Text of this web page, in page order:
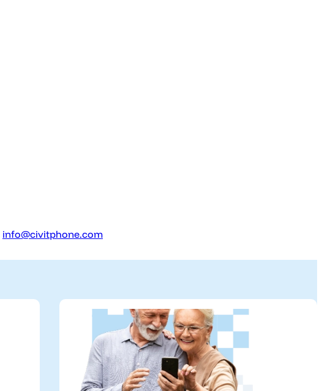
info@civitphone.com